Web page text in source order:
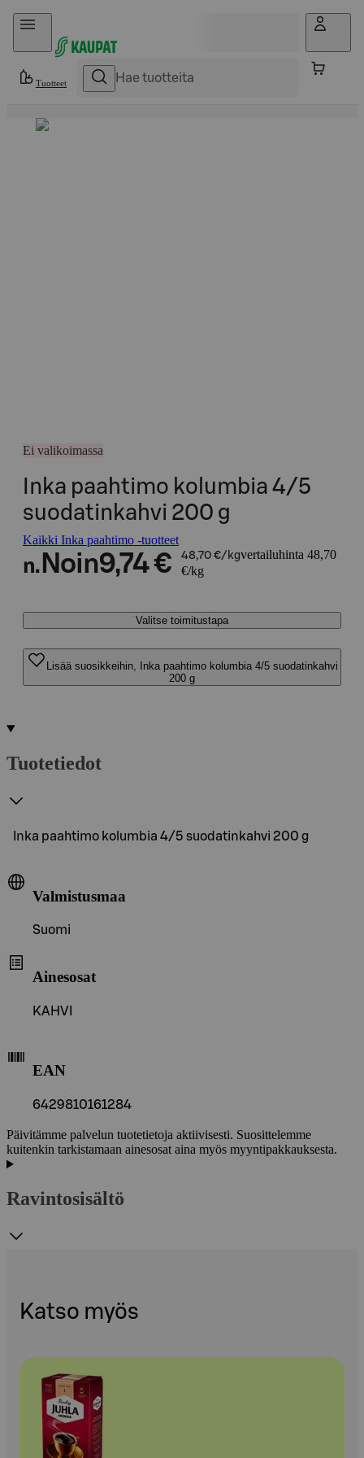
Hyppää sisältöön
Tuotteet
Ei valikoimassa
Inka paahtimo kolumbia 4/5
suodatinkahvi 200 g
Kaikki Inka paahtimo -tuotteet
n. Noin9,74 € 48,70 €/kgvertailuhinta 48,70
€/kg
Valitse toimitustapa
Lisää suosikkeihin, Inka paahtimo kolumbia 4/5 suodatinkahvi
200 g
Tuotetiedot
Inka paahtimo kolumbia 4/5 suodatinkahvi 200 g
Valmistusmaa
Suomi
Ainesosat
KAHVI
EAN
6429810161284
Päivitämme palvelun tuotetietoja aktiivisesti. Suosittelemme
kuitenkin tarkistamaan ainesosat aina myös myyntipakkauksesta.
Ravintosisältö
Katso myös